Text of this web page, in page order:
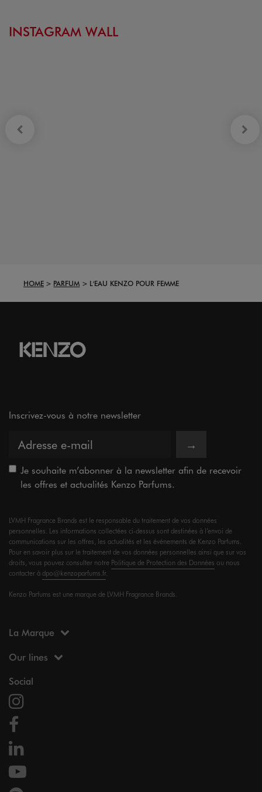
INSTAGRAM WALL
HOME PARFUM L'EAU KENZO POUR FEMME
Inscrivez-vous à notre newsletter
→
Je souhaite m’abonner à la newsletter afin de recevoir
les offres et actualités Kenzo Parfums.
LVMH Fragrance Brands est le responsable du traitement de vos données
personnelles. Les informations collectées ci-dessus sont destinées à l’envoi de
communications sur les offres, les actualités et les événements de Kenzo Parfums.
Pour en savoir plus sur le traitement de vos données personnelles ainsi que sur vos
droits, vous pouvez consulter notre Politique de Protection des Données ou nous
contacter àdpo@kenzoparfums.fr.
Kenzo Parfums est une marque de LVMH Fragrance Brands.
La Marque
Our lines
Social